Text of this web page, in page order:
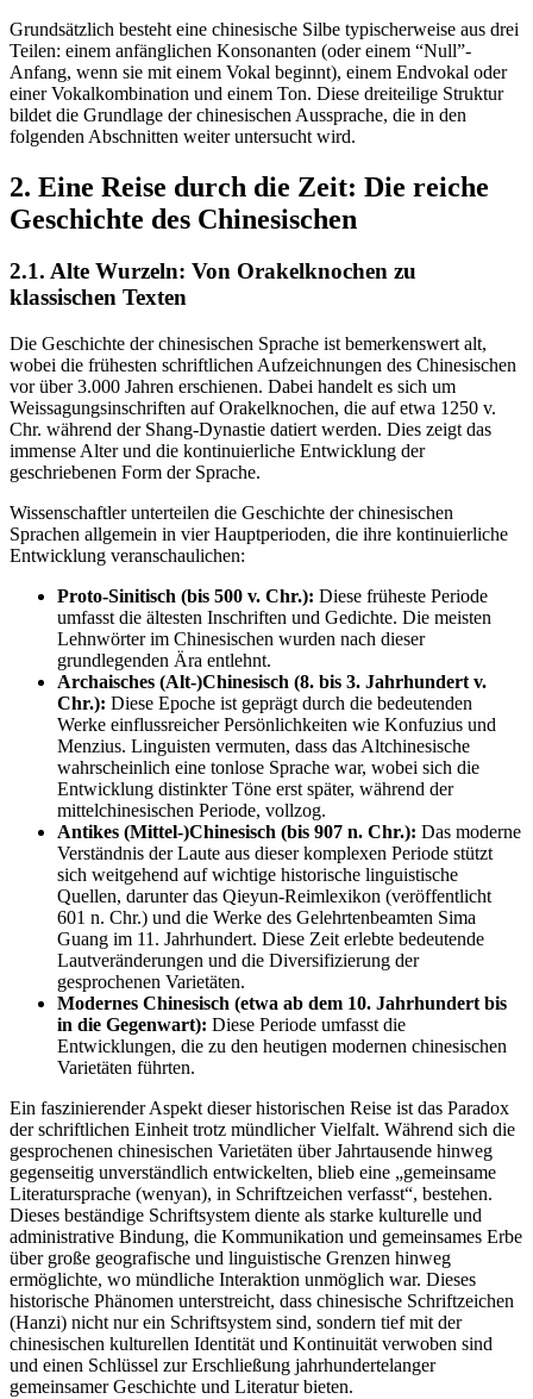
Grundsätzlich besteht eine chinesische Silbe typischerweise aus drei
Teilen: einem anfänglichen Konsonanten (oder einem “Null”-
Anfang, wenn sie mit einem Vokal beginnt), einem Endvokal oder
einer Vokalkombination und einem Ton. Diese dreiteilige Struktur
bildet die Grundlage der chinesischen Aussprache, die in den
folgenden Abschnitten weiter untersucht wird.
2. Eine Reise durch die Zeit: Die reiche
Geschichte des Chinesischen
2.1. Alte Wurzeln: Von Orakelknochen zu
klassischen Texten
Die Geschichte der chinesischen Sprache ist bemerkenswert alt,
wobei die frühesten schriftlichen Aufzeichnungen des Chinesischen
vor über 3.000 Jahren erschienen. Dabei handelt es sich um
Weissagungsinschriften auf Orakelknochen, die auf etwa 1250 v.
Chr. während der Shang-Dynastie datiert werden. Dies zeigt das
immense Alter und die kontinuierliche Entwicklung der
geschriebenen Form der Sprache.
Wissenschaftler unterteilen die Geschichte der chinesischen
Sprachen allgemein in vier Hauptperioden, die ihre kontinuierliche
Entwicklung veranschaulichen:
Proto-Sinitisch (bis 500 v. Chr.): Diese früheste Periode
umfasst die ältesten Inschriften und Gedichte. Die meisten
Lehnwörter im Chinesischen wurden nach dieser
grundlegenden Ära entlehnt.
Archaisches (Alt-)Chinesisch (8. bis 3. Jahrhundert v.
Chr.): Diese Epoche ist geprägt durch die bedeutenden
Werke einflussreicher Persönlichkeiten wie Konfuzius und
Menzius. Linguisten vermuten, dass das Altchinesische
wahrscheinlich eine tonlose Sprache war, wobei sich die
Entwicklung distinkter Töne erst später, während der
mittelchinesischen Periode, vollzog.
Antikes (Mittel-)Chinesisch (bis 907 n. Chr.): Das moderne
Verständnis der Laute aus dieser komplexen Periode stützt
sich weitgehend auf wichtige historische linguistische
Quellen, darunter das Qieyun-Reimlexikon (veröffentlicht
601 n. Chr.) und die Werke des Gelehrtenbeamten Sima
Guang im 11. Jahrhundert. Diese Zeit erlebte bedeutende
Lautveränderungen und die Diversifizierung der
gesprochenen Varietäten.
Modernes Chinesisch (etwa ab dem 10. Jahrhundert bis
in die Gegenwart): Diese Periode umfasst die
Entwicklungen, die zu den heutigen modernen chinesischen
Varietäten führten.
Ein faszinierender Aspekt dieser historischen Reise ist das Paradox
der schriftlichen Einheit trotz mündlicher Vielfalt. Während sich die
gesprochenen chinesischen Varietäten über Jahrtausende hinweg
gegenseitig unverständlich entwickelten, blieb eine „gemeinsame
Literatursprache (wenyan), in Schriftzeichen verfasst“, bestehen.
Dieses beständige Schriftsystem diente als starke kulturelle und
administrative Bindung, die Kommunikation und gemeinsames Erbe
über große geografische und linguistische Grenzen hinweg
ermöglichte, wo mündliche Interaktion unmöglich war. Dieses
historische Phänomen unterstreicht, dass chinesische Schriftzeichen
(Hanzi) nicht nur ein Schriftsystem sind, sondern tief mit der
chinesischen kulturellen Identität und Kontinuität verwoben sind
und einen Schlüssel zur Erschließung jahrhundertelanger
gemeinsamer Geschichte und Literatur bieten.